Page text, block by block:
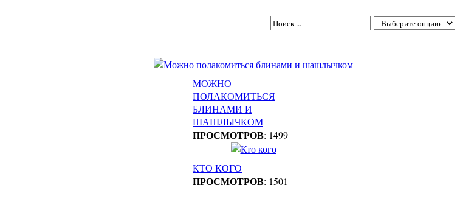
МОЖНО
ПОЛАКОМИТЬСЯ
БЛИНАМИ И
ШАШЛЫЧКОМ
ПРОСМОТРОВ: 1499
КТО КОГО
ПРОСМОТРОВ: 1501